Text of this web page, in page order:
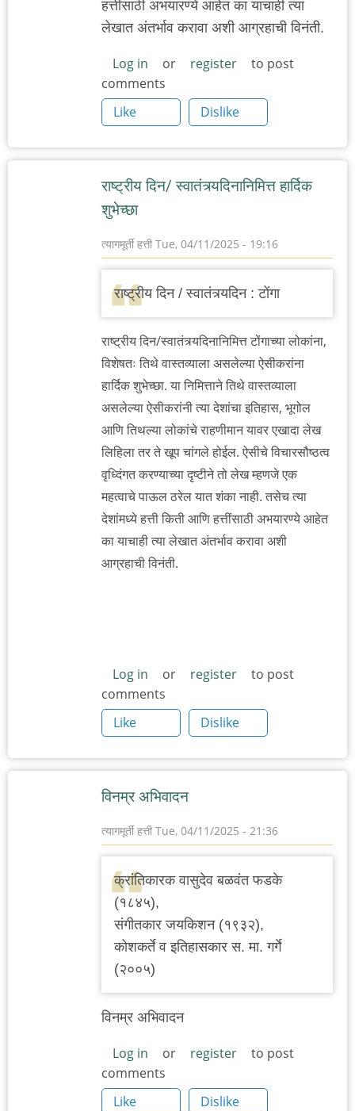
हत्तींसाठी अभयारण्ये आहेत का याचाही त्या
लेखात अंतर्भाव करावा अशी आग्रहाची विनंती.
Log in or register
to post
comments
Like
Dislike
राष्ट्रीय दिन/ स्वातंत्र्यदिनानिमित्त हार्दिक
शुभेच्छा
त्यागमूर्ती हत्ती Tue, 04/11/2025 - 19:16
राष्ट्रीय दिन / स्वातंत्र्यदिन : टोंगा
राष्ट्रीय दिन/स्वातंत्र्यदिनानिमित्त टोंगाच्या लोकांना,
विशेषतः तिथे वास्तव्याला असलेल्या ऐसीकरांना
हार्दिक शुभेच्छा. या निमित्ताने तिथे वास्तव्याला
असलेल्या ऐसीकरांनी त्या देशांचा इतिहास, भूगोल
आणि तिथल्या लोकांचे राहणीमान यावर एखादा लेख
लिहिला तर ते खूप चांगले होईल. ऐसीचे विचारसौष्ठत्व
वृध्दिंगत करण्याच्या दृष्टीने तो लेख म्हणजे एक
महत्वाचे पाऊल ठरेल यात शंका नाही. तसेच त्या
देशांमध्ये हत्ती किती आणि हत्तींसाठी अभयारण्ये आहेत
का याचाही त्या लेखात अंतर्भाव करावा अशी
आग्रहाची विनंती.
Log in or register
to post
comments
Like
Dislike
विनम्र अभिवादन
त्यागमूर्ती हत्ती Tue, 04/11/2025 - 21:36
क्रांतिकारक वासुदेव बळवंत फडके
(१८४५),
संगीतकार जयकिशन (१९३२),
कोशकर्ते व इतिहासकार स. मा. गर्गे
(२००५)
विनम्र अभिवादन
Log in or register
to post
comments
Like
Dislike